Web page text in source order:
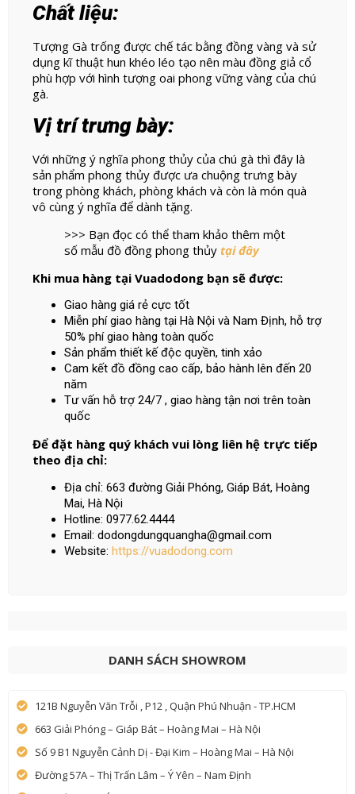
Chất liệu:
Tượng Gà trống được chế tác bằng đồng vàng và sử
dụng kĩ thuật hun khéo léo tạo nên màu đồng giả cổ
phù hợp với hình tượng oai phong vững vàng của chú
gà.
Vị trí trưng bày:
Với những ý nghĩa phong thủy của chú gà thì đây là
sản phẩm phong thủy được ưa chuộng trưng bày
trong phòng khách, phòng khách và còn là món quà
vô cùng ý nghĩa để dành tặng.
>>> Bạn đọc có thể tham khảo thêm một
số mẫu đồ đồng phong thủy tại đây
Khi mua hàng tại Vuadodong bạn sẽ được:
Giao hàng giá rẻ cực tốt
Miễn phí giao hàng tại Hà Nội và Nam Định, hỗ trợ
50% phí giao hàng toàn quốc
Sản phẩm thiết kế độc quyền, tinh xảo
Cam kết đồ đồng cao cấp, bảo hành lên đến 20
năm
Tư vấn hỗ trợ 24/7 , giao hàng tận nơi trên toàn
quốc
Để đặt hàng quý khách vui lòng liên hệ trực tiếp
theo địa chỉ:
Địa chỉ: 663 đường Giải Phóng, Giáp Bát, Hoàng
Mai, Hà Nội
Hotline: 0977.62.4444
Email: dodongdungquangha@gmail.com
Website: https://vuadodong.com
DANH SÁCH SHOWROM
121B Nguyễn Văn Trỗi , P12 , Quận Phú Nhuận - TP.HCM
663 Giải Phóng – Giáp Bát – Hoàng Mai – Hà Nội
Số 9 B1 Nguyễn Cảnh Dị - Đại Kim – Hoàng Mai – Hà Nội
Đường 57A – Thị Trấn Lâm – Ý Yên – Nam Định